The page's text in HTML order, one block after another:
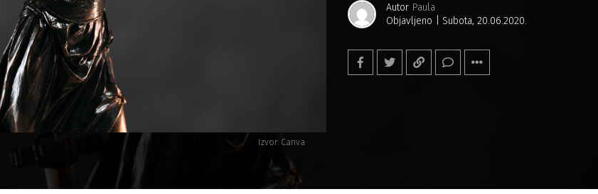
Izvor: Canva
Autor Paula
Objavljeno
Subota, 20.06.2020.